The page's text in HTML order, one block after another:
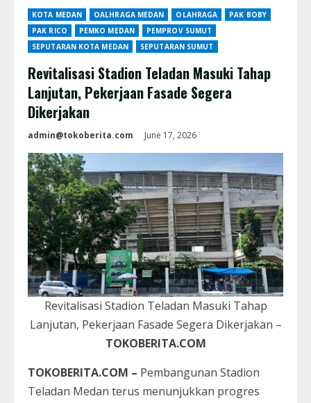
KOTA MEDAN OALHRAGA MEDAN OLAHRAGA
PAK BOBY
PAK RICO
PEMKO MEDAN
PEMPROV SUMUT
SEPUTARAN KOTA MEDAN
SEPUTARAN SUMUT
Revitalisasi Stadion Teladan Masuki Tahap
Lanjutan, Pekerjaan Fasade Segera
Dikerjakan
admin@tokoberita.com June 17, 2026
Revitalisasi Stadion Teladan Masuki Tahap
Lanjutan, Pekerjaan Fasade Segera Dikerjakan –
TOKOBERITA.COM
TOKOBERITA.COM – Pembangunan Stadion
Teladan Medan terus menunjukkan progres